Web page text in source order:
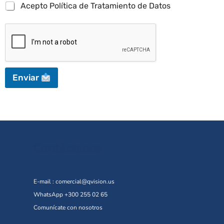
Acepto Política de Tratamiento de Datos
Enviar
E-mail : comercial@qvision.us
WhatsApp +300 255 02 65
Comunícate con nosotros